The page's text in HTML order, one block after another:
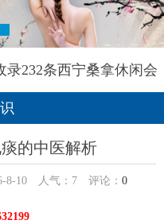
录232条西宁桑拿休闲会
生网信息
的中医解析
8-10 人气： 7 评论： 0